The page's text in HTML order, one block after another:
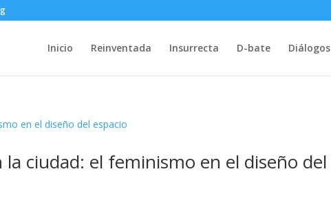
Inicio Reinventada Insurrecta D-bate Diálogos
ciudad: el feminismo en el diseño del